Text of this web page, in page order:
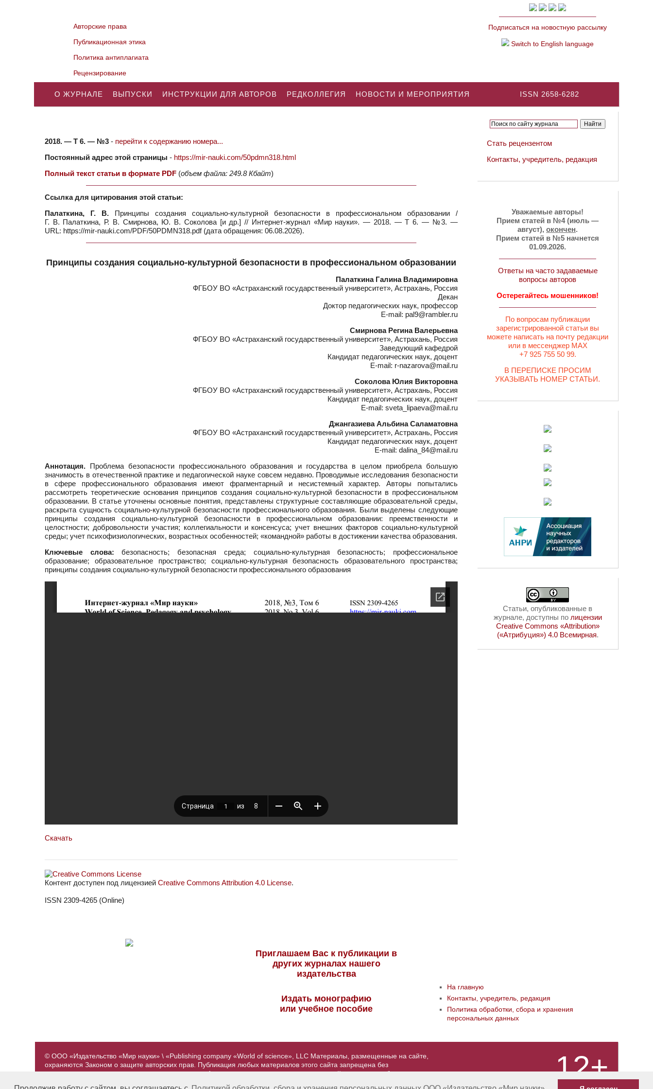
Авторские права
Публикационная этика
Политика антиплагиата
Рецензирование
Подписаться на новостную рассылку
Switch to English language
ISSN 2658-6282
О ЖУРНАЛЕ ВЫПУСКИ ИНСТРУКЦИИ ДЛЯ АВТОРОВ РЕДКОЛЛЕГИЯ НОВОСТИ И МЕРОПРИЯТИЯ
2018. — Т 6. — №3 - перейти к содержанию номера...
Постоянный адрес этой страницы - https://mir-nauki.com/50pdmn318.html
Полный текст статьи в формате PDF (объем файла: 249.8 Кбайт)
Ссылка для цитирования этой статьи:
Палаткина, Г. В. Принципы создания социально-культурной безопасности в профессиональном образовании /
Г. В. Палаткина, Р. В. Смирнова, Ю. В. Соколова [и др.] // Интернет-журнал «Мир науки». — 2018. — Т 6. — №3. —
URL: https://mir-nauki.com/PDF/50PDMN318.pdf (дата обращения: 06.08.2026).
Принципы создания социально-культурной безопасности в профессиональном образовании
Палаткина Галина Владимировна
ФГБОУ ВО «Астраханский государственный университет», Астрахань, Россия
Декан
Доктор педагогических наук, профессор
E-mail: pal9@rambler.ru
Смирнова Регина Валерьевна
ФГБОУ ВО «Астраханский государственный университет», Астрахань, Россия
Заведующий кафедрой
Кандидат педагогических наук, доцент
E-mail: r-nazarova@mail.ru
Соколова Юлия Викторовна
ФГБОУ ВО «Астраханский государственный университет», Астрахань, Россия
Кандидат педагогических наук, доцент
E-mail: sveta_lipaeva@mail.ru
Джангазиева Альбина Саламатовна
ФГБОУ ВО «Астраханский государственный университет», Астрахань, Россия
Кандидат педагогических наук, доцент
E-mail: dalina_84@mail.ru
Аннотация. Проблема безопасности профессионального образования и государства в целом приобрела большую
значимость в отечественной практике и педагогической науке совсем недавно. Проводимые исследования безопасности
в сфере профессионального образования имеют фрагментарный и несистемный характер. Авторы попытались
рассмотреть теоретические основания принципов создания социально-культурной безопасности в профессиональном
образовании. В статье уточнены основные понятия, представлены структурные составляющие образовательной среды,
раскрыта сущность социально-культурной безопасности профессионального образования. Были выделены следующие
принципы создания социально-культурной безопасности в профессиональном образовании: преемственности и
целостности; добровольности участия; коллегиальности и консенсуса; учет внешних факторов социально-культурной
среды; учет психофизиологических, возрастных особенностей; «командной» работы в достижении качества образования.
Ключевые слова: безопасность; безопасная среда; социально-культурная безопасность; профессиональное
образование; образовательное пространство; социально-культурная безопасность образовательного пространства;
принципы создания социально-культурной безопасности профессионального образования
Скачать
Контент доступен под лицензией Creative Commons Attribution 4.0 License.
ISSN 2309-4265 (Online)
Стать рецензентом
Контакты, учредитель, редакция
Уважаемые авторы!
Прием статей в №4 (июль —
август), окончен.
Прием статей в №5 начнется
01.09.2026.
Ответы на часто задаваемые
вопросы авторов
Остерегайтесь мошенников!
По вопросам публикации
зарегистрированной статьи вы
можете написать на почту редакции
или в мессенджер MAX
+7 925 755 50 99.
В ПЕРЕПИСКЕ ПРОСИМ
УКАЗЫВАТЬ НОМЕР СТАТЬИ.
Статьи, опубликованные в
журнале, доступны по лицензии
Creative Commons «Attribution»
(«Атрибуция») 4.0 Всемирная.
Приглашаем Вас к публикации в
других журналах нашего
издательства
Издать монографию
или учебное пособие
На главную
Контакты, учредитель, редакция
Политика обработки, сбора и хранения
персональных данных
© ООО «Издательство «Мир науки» \ «Publishing company «World of science», LLC Материалы, размещенные на сайте,
охраняются Законом о защите авторских прав. Публикация любых материалов этого сайта запрещена без
предварительного согласования с издательством. Авторские права на размещенные на сайте научные публикации
12+